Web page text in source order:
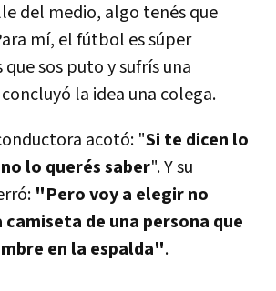
del medio, algo tenés que
mí, el fútbol es súper
sos puto y sufrís una
la idea una colega.
acotó: "Si te dicen lo
lo querés saber". Y su
"Pero voy a elegir no
de una persona que
en la espalda".